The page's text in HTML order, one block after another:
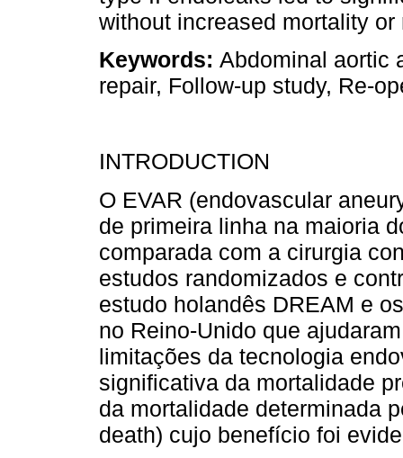
without increased mortality or
Keywords: Abdominal aortic
repair, Follow-up study, Re-
INTRODUCTION
O EVAR (endovascular
de primeira linha na maioria
comparada com a cirurgia
estudos randomizados e
estudo holandês DREAM e
no Reino-Unido que
limitações da tecnologia
significativa da mortalidade
da mortalidade determinada
death) cujo benefício foi